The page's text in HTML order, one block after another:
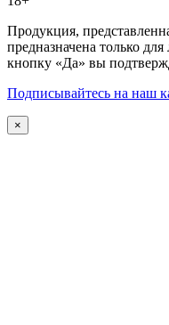
Продукция,
предназначена только
кнопку «Да» вы
Подписывайтесь на наш
×